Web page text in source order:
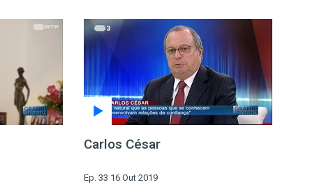
Carlos César
Ep. 33 16 Out 2019